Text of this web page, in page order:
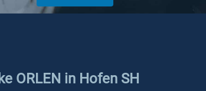
ORLEN in Hofen SH